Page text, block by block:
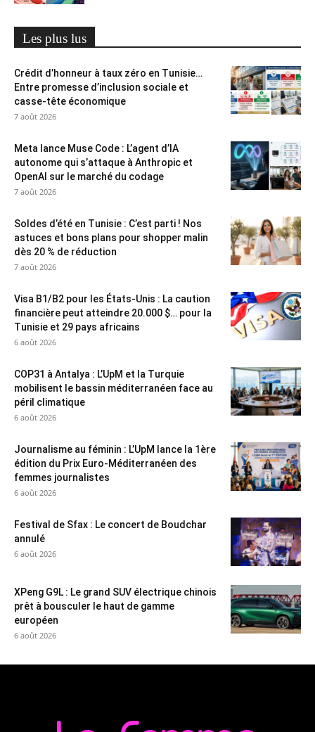
Les plus lus
Crédit d’honneur à taux zéro en Tunisie…
Entre promesse d’inclusion sociale et
casse-tête économique
7 août 2026
Meta lance Muse Code : L’agent d’IA
autonome qui s’attaque à Anthropic et
OpenAI sur le marché du codage
7 août 2026
Soldes d’été en Tunisie : C’est parti ! Nos
astuces et bons plans pour shopper malin
dès 20 % de réduction
7 août 2026
Visa B1/B2 pour les États-Unis : La caution
financière peut atteindre 20.000 $… pour la
Tunisie et 29 pays africains
6 août 2026
COP31 à Antalya : L’UpM et la Turquie
mobilisent le bassin méditerranéen face au
péril climatique
6 août 2026
Journalisme au féminin : L’UpM lance la 1ère
édition du Prix Euro-Méditerranéen des
femmes journalistes
6 août 2026
Festival de Sfax : Le concert de Boudchar
annulé
6 août 2026
XPeng G9L : Le grand SUV électrique chinois
prêt à bousculer le haut de gamme
européen
6 août 2026